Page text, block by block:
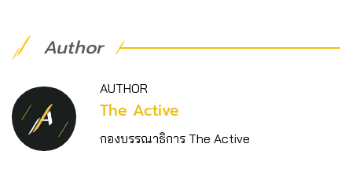
Author
AUTHOR
The Active
กองบรรณาธิการ The Active